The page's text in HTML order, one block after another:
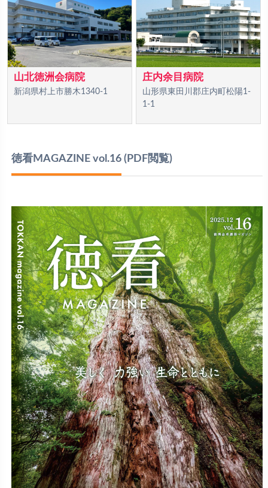
山北徳洲会病院
新潟県村上市勝木1340-1
庄内余目病院
山形県東田川郡庄内町松陽1-
1-1
徳看MAGAZINE vol.16(PDF閲覧)